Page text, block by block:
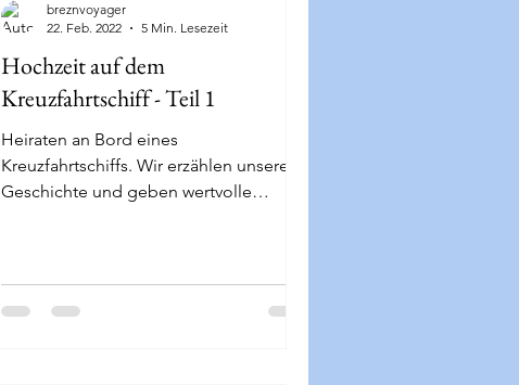
Hochzeit auf dem
Kreuzfahrtschiff - Teil 1
Heiraten an Bord eines
Kreuzfahrtschiffs. Wir erzählen unsere
Geschichte und geben wertvolle
breznvoyager
22. Feb. 2022
5 Min. Lesezeit